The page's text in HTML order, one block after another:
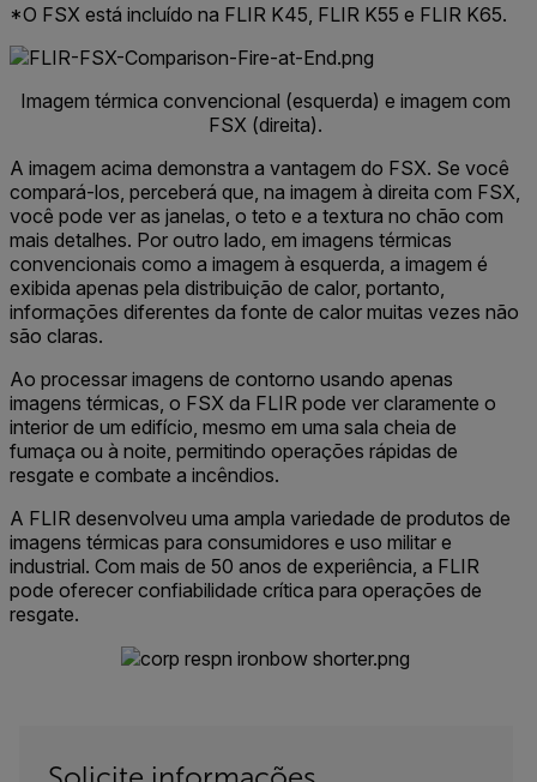
*O FSX está incluído na FLIR K45, FLIR K55 e FLIR K65.
Imagem térmica convencional (esquerda) e imagem com
FSX (direita).
A imagem acima demonstra a vantagem do FSX. Se você
compará-los, perceberá que, na imagem à direita com FSX,
você pode ver as janelas, o teto e a textura no chão com
mais detalhes. Por outro lado, em imagens térmicas
convencionais como a imagem à esquerda, a imagem é
exibida apenas pela distribuição de calor, portanto,
informações diferentes da fonte de calor muitas vezes não
são claras.
Ao processar imagens de contorno usando apenas
imagens térmicas, o FSX da FLIR pode ver claramente o
interior de um edifício, mesmo em uma sala cheia de
fumaça ou à noite, permitindo operações rápidas de
resgate e combate a incêndios.
A FLIR desenvolveu uma ampla variedade de produtos de
imagens térmicas para consumidores e uso militar e
industrial. Com mais de 50 anos de experiência, a FLIR
pode oferecer confiabilidade crítica para operações de
resgate.